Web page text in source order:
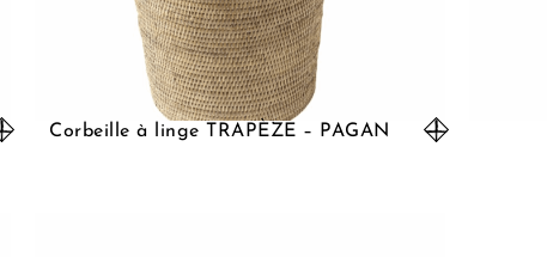
Corbeille à linge TRAPÈZE – PAGAN